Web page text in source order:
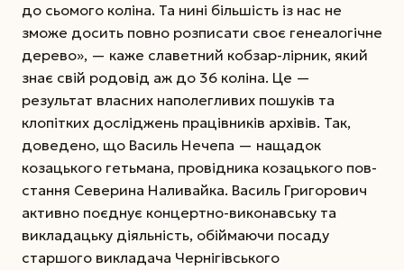
до сьомого коліна. Та нині більшість із нас не
зможе досить пов­но розписати своє генеалогічне
дерево», — каже славетний кобзар-лірник, який
знає свій родовід аж до 36 коліна. Це —
результат власних наполегливих пошуків та
клопітких досліджень працівників архівів. Так,
доведено, що Василь Нечепа — нащадок
козацького гетьмана, провідника козацького пов­
стання Северина Наливайка. Василь Григорович
активно поєднує концертно-виконавську та
викладацьку діяльність, обіймаючи посаду
старшого викладача Чернігівського